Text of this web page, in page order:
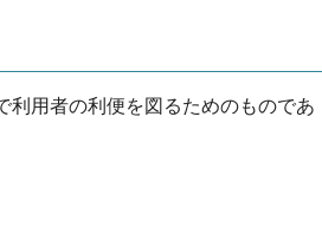
利用者の利便を図るためのものであ